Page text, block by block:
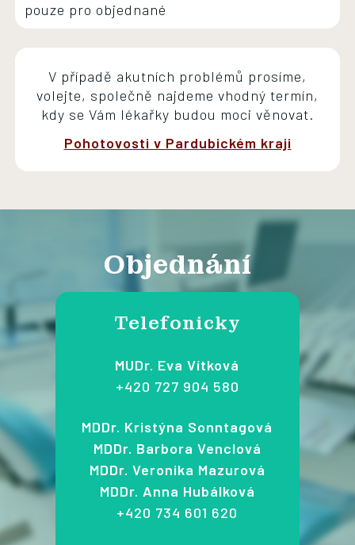
pouze pro objednané
V případě akutních problémů prosíme,
volejte, společně najdeme vhodný termín,
kdy se Vám lékařky budou moci věnovat.
Pohotovosti v Pardubickém kraji
Objednání
Telefonicky
MUDr. Eva Vítková
+420 727 904 580
MDDr. Kristýna Sonntagová
MDDr. Barbora Venclová
MDDr. Veronika Mazurová
MDDr. Anna Hubálková
+420 734 601 620